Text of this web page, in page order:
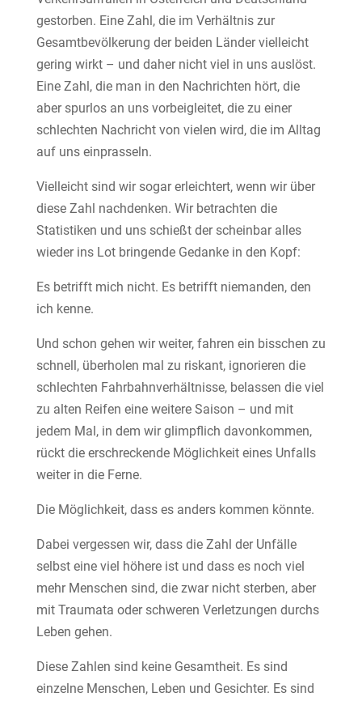
gestorben. Eine Zahl, die im Verhältnis zur
Gesamtbevölkerung der beiden Länder vielleicht
gering wirkt – und daher nicht viel in uns auslöst.
Eine Zahl, die man in den Nachrichten hört, die
aber spurlos an uns vorbeigleitet, die zu einer
schlechten Nachricht von vielen wird, die im Alltag
auf uns einprasseln.
Vielleicht sind wir sogar erleichtert, wenn wir über
diese Zahl nachdenken. Wir betrachten die
Statistiken und uns schießt der scheinbar alles
wieder ins Lot bringende Gedanke in den Kopf:
Es betrifft mich nicht. Es betrifft niemanden, den
ich kenne.
Und schon gehen wir weiter, fahren ein bisschen zu
schnell, überholen mal zu riskant, ignorieren die
schlechten Fahrbahnverhältnisse, belassen die viel
zu alten Reifen eine weitere Saison – und mit
jedem Mal, in dem wir glimpflich davonkommen,
rückt die erschreckende Möglichkeit eines Unfalls
weiter in die Ferne.
Die Möglichkeit, dass es anders kommen könnte.
Dabei vergessen wir, dass die Zahl der Unfälle
selbst eine viel höhere ist und dass es noch viel
mehr Menschen sind, die zwar nicht sterben, aber
mit Traumata oder schweren Verletzungen durchs
Leben gehen.
Diese Zahlen sind keine Gesamtheit. Es sind
einzelne Menschen, Leben und Gesichter. Es sind